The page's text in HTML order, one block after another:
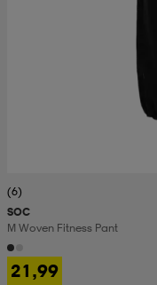
(6)
SOC
M Woven Fitness Pant
21,99